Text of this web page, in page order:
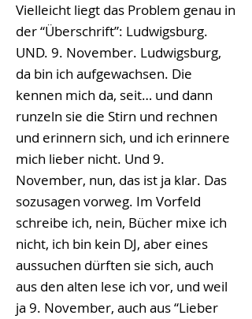
Vielleicht liegt das Problem genau in
der “Überschrift”: Ludwigsburg.
UND. 9. November. Ludwigsburg,
da bin ich aufgewachsen. Die
kennen mich da, seit… und dann
runzeln sie die Stirn und rechnen
und erinnern sich, und ich erinnere
mich lieber nicht. Und 9.
November, nun, das ist ja klar. Das
sozusagen vorweg. Im Vorfeld
schreibe ich, nein, Bücher mixe ich
nicht, ich bin kein DJ, aber eines
aussuchen dürften sie sich, auch
aus den alten lese ich vor, und weil
ja 9. November, auch aus “Lieber